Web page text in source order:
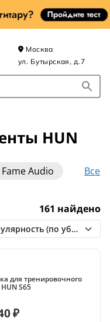
Москва
ул. Бутырская, д.7
HUN
Все
Fame Audio
MEINL
Remo
161 найдено
для тренировочного
S65
₽